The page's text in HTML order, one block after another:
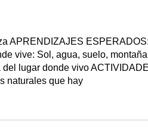
APRENDIZAJES
vive: Sol, agua, suelo,
lugar donde vivo
naturales que hay